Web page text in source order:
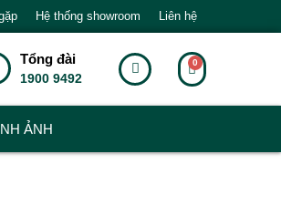
Hệ thống showroom Liên hệ
Tổng đài
1900 9492
ẢNH